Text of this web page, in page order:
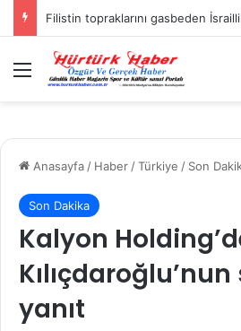
Menü
Anasayfa / Haber /Türkiye / Son
Son Dakika
Kalyon
yanıt